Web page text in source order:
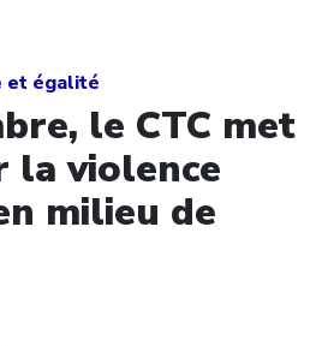
et égalité
le CTC met
la violence
milieu de